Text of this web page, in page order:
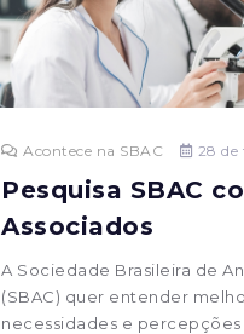
Acontece na SBAC 28 de
Pesquisa SBAC
Associados
A Sociedade Brasileira de
(SBAC) quer entender
necessidades e percepções